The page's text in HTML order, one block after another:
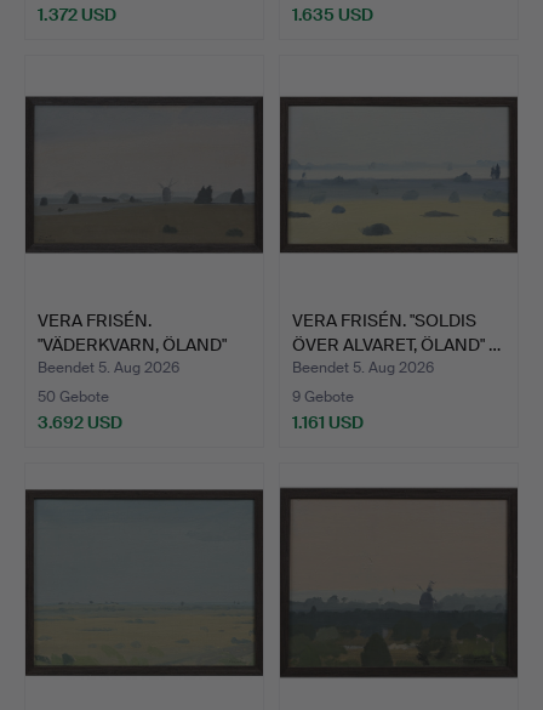
1.372 USD 1.635 USD
VERA FRISÉN.
"VÄDERKVARN, ÖLAND"
ÖL AUF LE…
Beendet 5. Aug 2026
50 Gebote
3.692 USD
VERA FRISÉN. "SOLDIS
ÖVER ALVARET, ÖLAND" …
Beendet 5. Aug 2026
9 Gebote
1.161 USD